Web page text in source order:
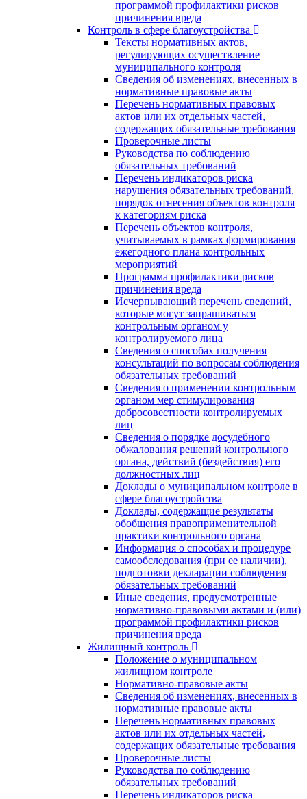
программой профилактики рисков
причинения вреда
Контроль в сфере благоустройства
Тексты нормативных актов,
регулирующих осуществление
муниципального контроля
Сведения об изменениях, внесенных в
нормативные правовые акты
Перечень нормативных правовых
актов или их отдельных частей,
содержащих обязательные требования
Проверочные листы
Руководства по соблюдению
обязательных требований
Перечень индикаторов риска
нарушения обязательных требований,
порядок отнесения объектов контроля
к категориям риска
Перечень объектов контроля,
учитываемых в рамках формирования
ежегодного плана контрольных
мероприятий
Программа профилактики рисков
причинения вреда
Исчерпывающий перечень сведений,
которые могут запрашиваться
контрольным органом у
контролируемого лица
Сведения о способах получения
консультаций по вопросам соблюдения
обязательных требований
Сведения о применении контрольным
органом мер стимулирования
добросовестности контролируемых
лиц
Сведения о порядке досудебного
обжалования решений контрольного
органа, действий (бездействия) его
должностных лиц
Доклады о муниципальном контроле в
сфере благоустройства
Доклады, содержащие результаты
обобщения правоприменительной
практики контрольного органа
Информация о способах и процедуре
самообследования (при ее наличии),
подготовки декларации соблюдения
обязательных требований
Иные сведения, предусмотренные
нормативно-правовыми актами и (или)
программой профилактики рисков
причинения вреда
Жилищный контроль
Положение о муниципальном
жилищном контроле
Нормативно-правовые акты
Сведения об изменениях, внесенных в
нормативные правовые акты
Перечень нормативных правовых
актов или их отдельных частей,
содержащих обязательные требования
Проверочные листы
Руководства по соблюдению
обязательных требований
Перечень индикаторов риска